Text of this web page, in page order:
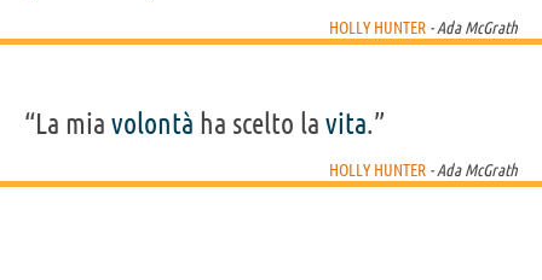
Acquista film con Holly Hunter su
Frasi, citazioni e aforismi di Holly Hunter
HOLLY HUNTER - Ada McGrath
“La mia volontà ha scelto la vita.”
HOLLY HUNTER - Ada McGrath